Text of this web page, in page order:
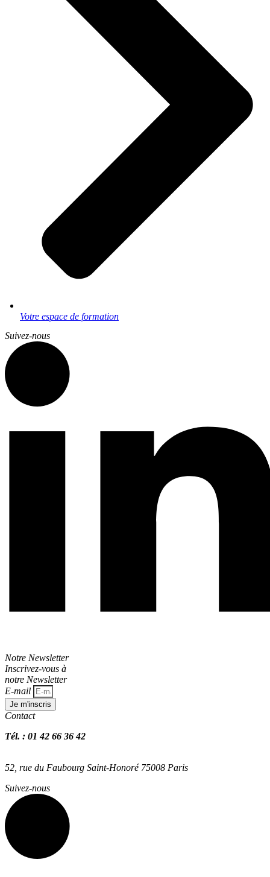
Votre espace de formation
Suivez-nous
Notre Newsletter
Inscrivez-vous à
notre Newsletter
E-mail
Je m'inscris
Contact
Tél. : 01 42 66 36 42
52, rue du Faubourg Saint-Honoré 75008 Paris
Suivez-nous